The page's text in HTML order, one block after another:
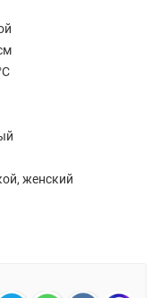
женский